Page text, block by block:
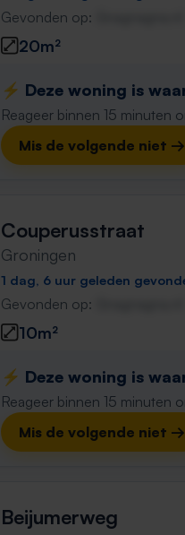
Gevonden op:
20m²
⚡️ Deze woning is
Reageer binnen 15 minuten
Mis de volgende niet →
Couperusstraat
Groningen
1 dag, 6 uur geleden
Gevonden op:
10m²
⚡️ Deze woning is
Reageer binnen 15 minuten
Mis de volgende niet →
Beijumerweg